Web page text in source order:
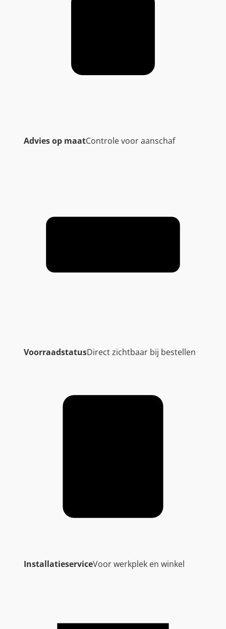
Advies op maatControle voor aanschaf
VoorraadstatusDirect zichtbaar bij bestellen
InstallatieserviceVoor werkplek en winkel